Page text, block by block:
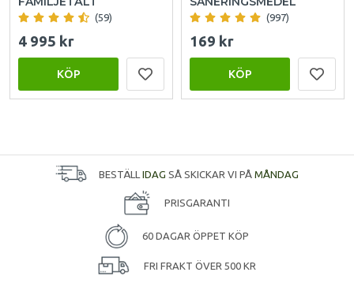
(59)
4 995 kr
KÖP
(997)
169 kr
KÖP
BESTÄLL IDAG SÅ SKICKAR VI PÅ MÅNDAG
PRISGARANTI
60 DAGAR ÖPPET KÖP
FRI FRAKT ÖVER 500 KR